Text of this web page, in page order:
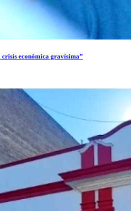
económica gravísima”